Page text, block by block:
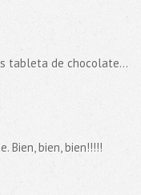
tableta de chocolate...
Bien, bien, bien!!!!!